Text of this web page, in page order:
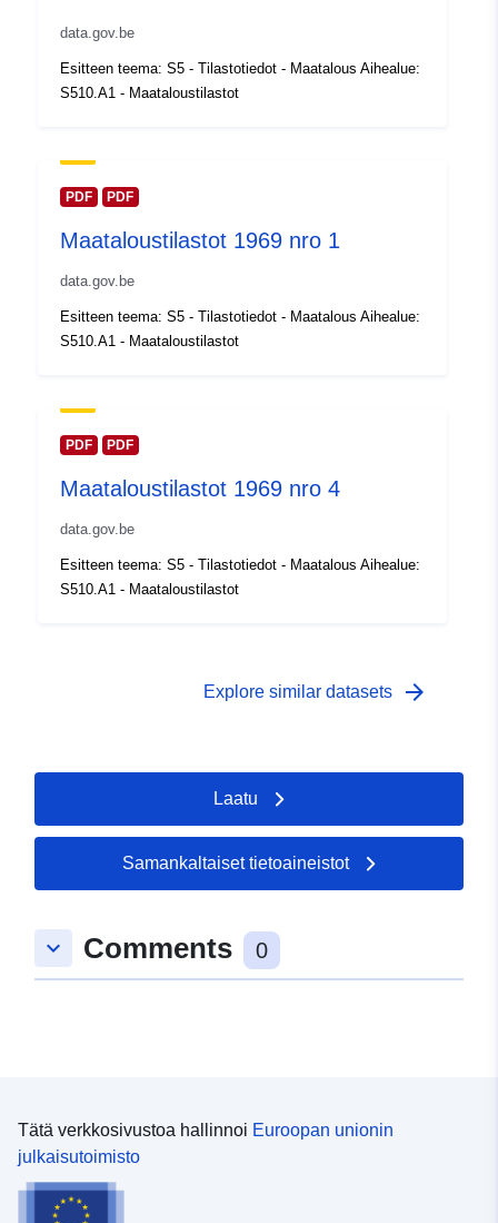
koskeva rekisteri:
February 2024
Alueellinen:
[ 2.54, 49.49 ], [ 2.54, 51.51 ]
uriRef:
Käyttöoikeudet: public
kattavuus:
-
data.gov.be
Esitteen teema: S5 - Tilastotiedot - Maatalous Aihealue:
S510.A1 - Maataloustilastot
PDF PDF
Maataloustilastot 1969 nro 1
data.gov.be
Esitteen teema: S5 - Tilastotiedot - Maatalous Aihealue:
S510.A1 - Maataloustilastot
PDF PDF
Maataloustilastot 1969 nro 4
data.gov.be
Esitteen teema: S5 - Tilastotiedot - Maatalous Aihealue:
S510.A1 - Maataloustilastot
Explore similar datasets arrow_forward
Laatu
Samankaltaiset tietoaineistot
keyboard_arrow_down Comments 0
Tätä verkkosivustoa hallinnoi Euroopan unionin
julkaisutoimisto